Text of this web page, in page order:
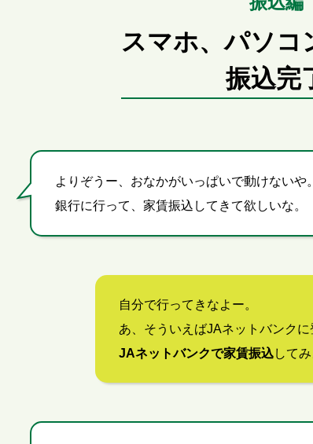
スマホ、パソコ
振込完
よりぞうー、 おなかがいっぱいで動けないや。
銀行に行って、家賃振込してきて欲しいな。
自分で行ってきなよー。
あ、そういえばJAネットバンク
JAネットバンクで家賃振込してみ